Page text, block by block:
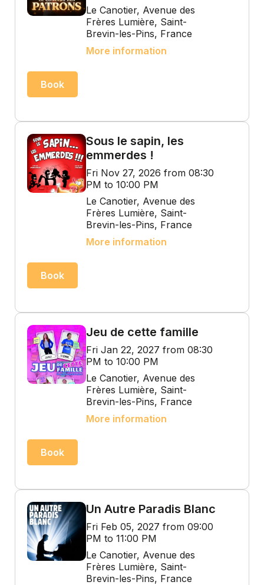
Le Canotier, Avenue des
Frères Lumière, Saint-
Brevin-les-Pins, France
More information
Book
Sous le sapin, les
emmerdes !
Fri Nov 27, 2026 from 08:30
PM to 10:00 PM
Le Canotier, Avenue des
Frères Lumière, Saint-
Brevin-les-Pins, France
More information
Book
Jeu de cette famille
Fri Jan 22, 2027 from 08:30
PM to 10:00 PM
Le Canotier, Avenue des
Frères Lumière, Saint-
Brevin-les-Pins, France
More information
Book
Un Autre Paradis Blanc
Fri Feb 05, 2027 from 09:00
PM to 11:00 PM
Le Canotier, Avenue des
Frères Lumière, Saint-
Brevin-les-Pins, France